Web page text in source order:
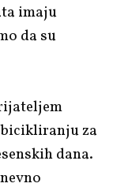
imaju
da su
za
dana.